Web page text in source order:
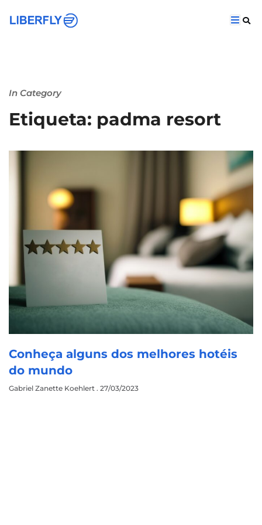
In Category
Etiqueta: padma resort
Conheça alguns dos melhores hotéis
do mundo
Gabriel Zanette Koehlert 27/03/2023